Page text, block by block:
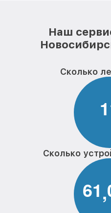
Наш
Сколько
1
Сколько
61,